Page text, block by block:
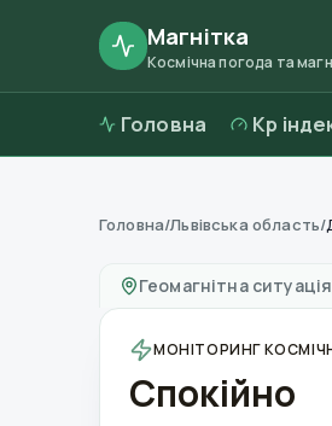
Магнітка
Космічна погода та
Головна Kp
Магнітні бурі в
Головна/Львівська область/
Геомагнітна
МОНІТОРИНГ
Спокійно